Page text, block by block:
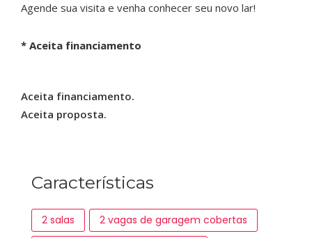
Agende sua visita e venha conhecer seu novo lar!
* Aceita financiamento
Aceita financiamento.
Aceita proposta.
Características
2 salas
2 vagas de garagem cobertas